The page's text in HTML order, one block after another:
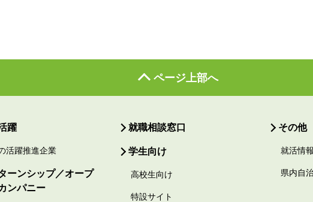
ページ上部へ
躍
活躍推進企業
ーンシップ／オープ
ンパニー
就職相談窓口
学生向け
高校生向け
特設サイト
その他
就活情
県内自